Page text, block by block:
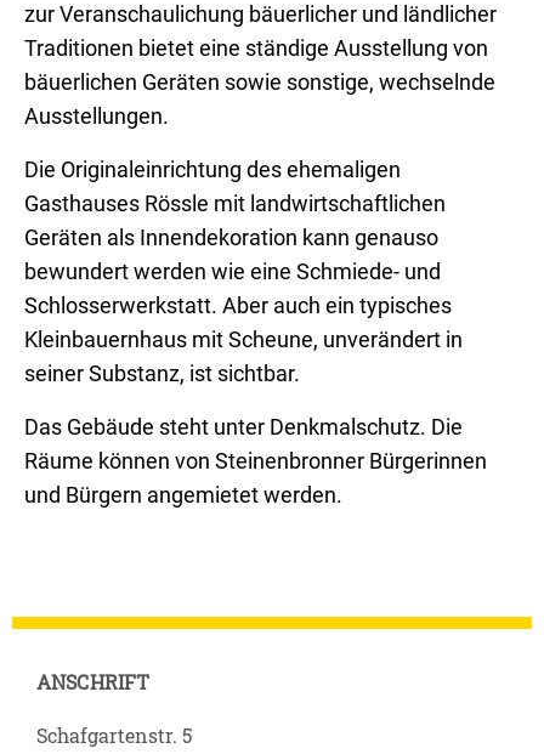
zur Veranschaulichung bäuerlicher und ländlicher
Traditionen bietet eine ständige Ausstellung von
bäuerlichen Geräten sowie sonstige, wechselnde
Ausstellungen.
Die Originaleinrichtung des ehemaligen
Gasthauses Rössle mit landwirtschaftlichen
Geräten als Innendekoration kann genauso
bewundert werden wie eine Schmiede- und
Schlosserwerkstatt. Aber auch ein typisches
Kleinbauernhaus mit Scheune, unverändert in
seiner Substanz, ist sichtbar.
Das Gebäude steht unter Denkmalschutz. Die
Räume können von Steinenbronner Bürgerinnen
und Bürgern angemietet werden.
ANSCHRIFT
Schafgartenstr. 5